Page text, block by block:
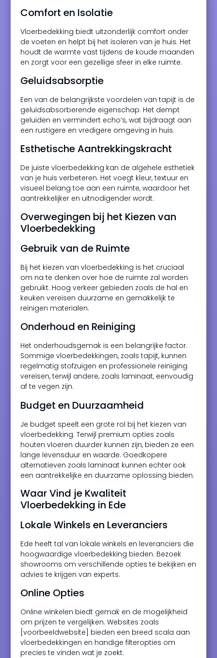
Comfort en Isolatie
Vloerbedekking biedt uitzonderlijk comfort onder
de voeten en helpt bij het isoleren van je huis. Het
houdt de warmte vast tijdens de koude maanden
en zorgt voor een gezellige sfeer in elke ruimte.
Geluidsabsorptie
Een van de belangrijkste voordelen van tapijt is de
geluidsabsorberende eigenschap. Het dempt
geluiden en vermindert echo’s, wat bijdraagt aan
een rustigere en vredigere omgeving in huis.
Esthetische Aantrekkingskracht
De juiste vloerbedekking kan de algehele esthetiek
van je huis verbeteren. Het voegt kleur, textuur en
visueel belang toe aan een ruimte, waardoor het
aantrekkelijker en uitnodigender wordt.
Overwegingen bij het Kiezen van
Vloerbedekking
Gebruik van de Ruimte
Bij het kiezen van vloerbedekking is het cruciaal
om na te denken over hoe de ruimte zal worden
gebruikt. Hoog verkeer gebieden zoals de hal en
keuken vereisen duurzame en gemakkelijk te
reinigen materialen.
Onderhoud en Reiniging
Het onderhoudsgemak is een belangrijke factor.
Sommige vloerbedekkingen, zoals tapijt, kunnen
regelmatig stofzuigen en professionele reiniging
vereisen, terwijl andere, zoals laminaat, eenvoudig
af te vegen zijn.
Budget en Duurzaamheid
Je budget speelt een grote rol bij het kiezen van
vloerbedekking. Terwijl premium opties zoals
houten vloeren duurder kunnen zijn, bieden ze een
lange levensduur en waarde. Goedkopere
alternatieven zoals laminaat kunnen echter ook
een aantrekkelijke en duurzame oplossing bieden.
Waar Vind je Kwaliteit
Vloerbedekking in Ede
Lokale Winkels en Leveranciers
Ede heeft tal van lokale winkels en leveranciers die
hoogwaardige vloerbedekking bieden. Bezoek
showrooms om verschillende opties te bekijken en
advies te krijgen van experts.
Online Opties
Online winkelen biedt gemak en de mogelijkheid
om prijzen te vergelijken. Websites zoals
[voorbeeldwebsite] bieden een breed scala aan
vloerbedekkingen en handige filteropties om
precies te vinden wat je zoekt.